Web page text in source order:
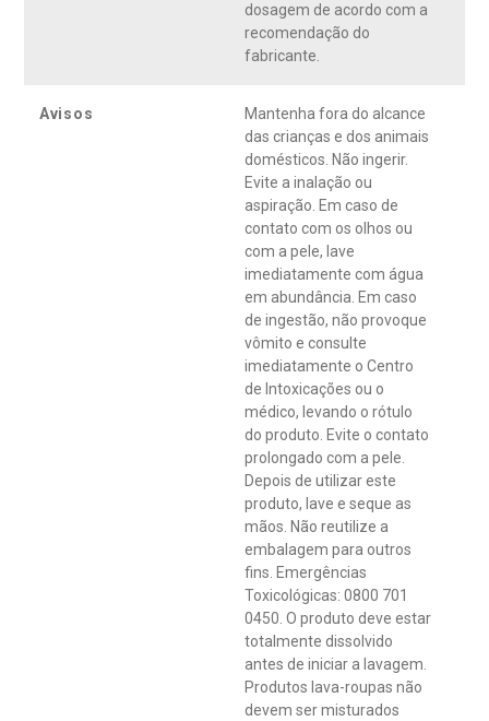
dosagem de acordo com a
recomendação do
fabricante.
Avisos
Mantenha fora do alcance
das crianças e dos animais
domésticos. Não ingerir.
Evite a inalação ou
aspiração. Em caso de
contato com os olhos ou
com a pele, lave
imediatamente com água
em abundância. Em caso
de ingestão, não provoque
vômito e consulte
imediatamente o Centro
de Intoxicações ou o
médico, levando o rótulo
do produto. Evite o contato
prolongado com a pele.
Depois de utilizar este
produto, lave e seque as
mãos. Não reutilize a
embalagem para outros
fins. Emergências
Toxicológicas: 0800 701
0450. O produto deve estar
totalmente dissolvido
antes de iniciar a lavagem.
Produtos lava-roupas não
devem ser misturados